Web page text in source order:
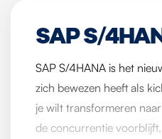
SAP S/
SAP S/4HANA is het
zich bewezen heeft als
je wilt transformeren
de concurrentie